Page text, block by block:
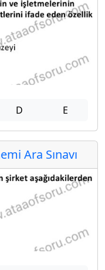
D E
Ara Sınavı